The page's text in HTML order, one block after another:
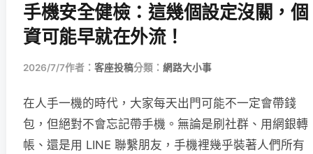
手機安全健檢：這幾個設定沒關，個
資可能早就在外流！
2026/7/7作者： 客座投稿分類： 網路大小事
在人手一機的時代，大家每天出門可能不一定會帶錢
包，但絕對不會忘記帶手機。無論是刷社群、用網銀轉
帳、還是用 LINE 聯繫朋友，手機裡幾乎裝著人們所有